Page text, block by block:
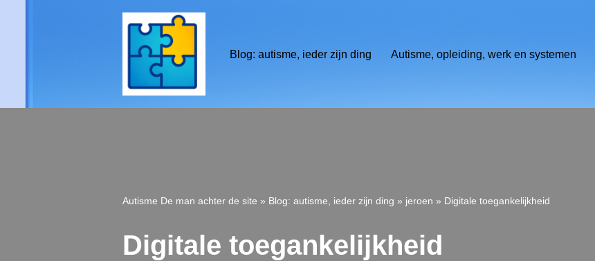
Blog: autisme, ieder zijn ding Autisme, opleiding, werk en systemen
Autisme De man achter de site » Blog: autisme, ieder zijn ding » jeroen » Digitale toegankelijkheid
Digitale toegankelijkheid